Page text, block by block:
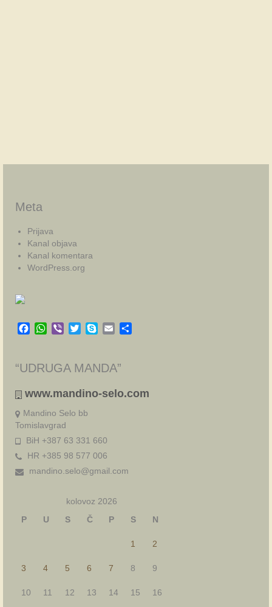
Meta
Prijava
Kanal objava
Kanal komentara
WordPress.org
Facebook
WhatsApp
Viber TwitterSkypeEmail
“UDRUGA MANDA”
www.mandino-selo.com
Mandino Selo bb
Tomislavgrad
BiH +387 63 331 660
HR +385 98 577 006
mandino.selo@gmail.com
kolovoz 2026
P
U S Č P S N
1 2
3 4 5 6 7 8 9
10 11 12 13 14 15 16